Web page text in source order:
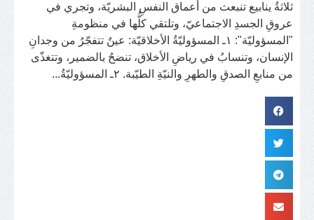
ثلاثةُ ينابيع تنبعث من أعماق النفسِ البشريّة، وتجري في
عروقِ الجسدِ الاجتماعيّ، وتلتقي كلُّها في منظومةِ
"المسؤوليّة": ١ـ المسؤوليّةُ الأخلاقيّة: عينٌ تتفجّرُ من وجدانِ
الإنسان، وتنسابُ في رياضِ الأخلاق، تنضحُ بالضمير، وتتغذّى
من منابعِ الصدقِ والطهرِ والنيّةِ الطيّبة. ٢ـ المسؤوليّةُ...